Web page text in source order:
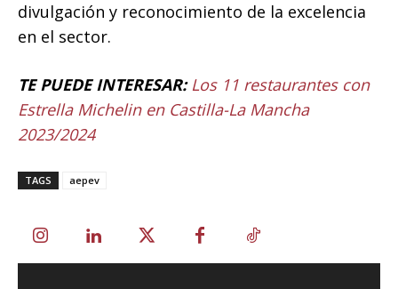
divulgación y reconocimiento de la excelencia
en el sector.
TE PUEDE INTERESAR: Los 11 restaurantes con
Estrella Michelin en Castilla-La Mancha
2023/2024
TAGS aepev